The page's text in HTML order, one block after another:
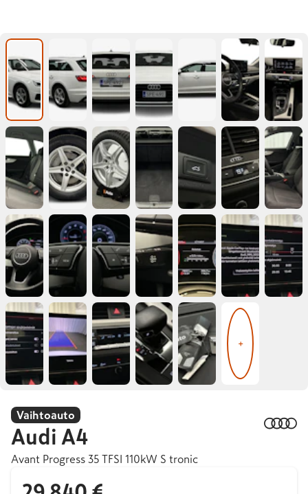
+
Vaihtoauto
Audi A4
Avant Progress 35 TFSI 110kW S tronic